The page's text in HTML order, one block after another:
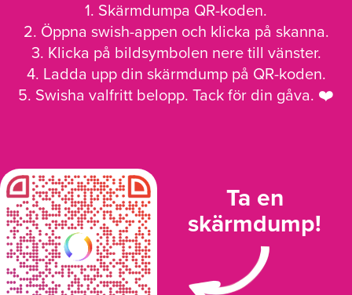
1. Skärmdumpa QR-koden.
2. Öppna swish-appen och klicka på skanna.
3. Klicka på bildsymbolen nere till vänster.
4. Ladda upp din skärmdump på QR-koden.
5. Swisha valfritt belopp. Tack för din gåva. ❤️
Ta en
skärmdump!